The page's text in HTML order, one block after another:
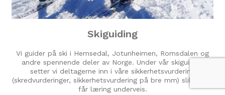
Skiguiding
Vi guider på ski i Hemsedal, Jotunheimen, Romsdalen og
andre spennende deler av Norge. Under vår skiguiding
setter vi deltagerne inn i våre sikkerhetsvurdering
(skredvurderinger, sikkerhetsvurdering på bre mm) slik at du
får læring underveis.